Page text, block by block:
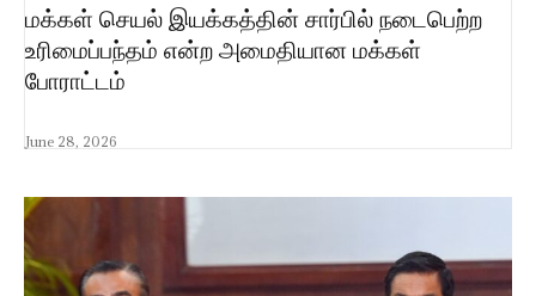
மக்கள் செயல் இயக்கத்தின் சார்பில் நடைபெற்ற
உரிமைப்பந்தம் என்ற அமைதியான மக்கள்
போராட்டம்
June 28, 2026